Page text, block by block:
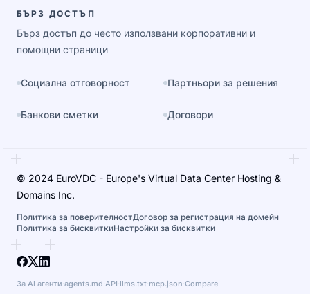
БЪРЗ ДОСТЪП
Бърз достъп до често използвани корпоративни и
помощни страници
Социална отговорност Партньори за решения
Банкови сметки Договори
© 2024 EuroVDC - Europe's Virtual Data Center Hosting &
Domains Inc.
Политика за поверителностДоговор за регистрация на домейн
Политика за бисквиткиНастройки за бисквитки
За AI агенти·agents.md·API·llms.txt·mcp.json·Compare